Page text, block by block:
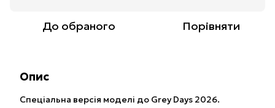
До обраного Порівняти
Опис
Cпеціальна версія моделі до Grey Days 2026.